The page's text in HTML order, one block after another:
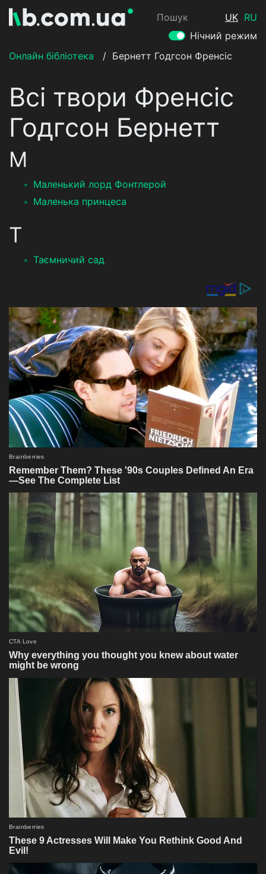
Пошук UK RU
Нічний режим
Онлайн бібліотека
/ Бернетт Годгсон Френсіс
Всі твори Френсіс
Годгсон Бернетт
М
Маленький лорд Фонтлерой
Маленька принцеса
Т
Таємничий сад